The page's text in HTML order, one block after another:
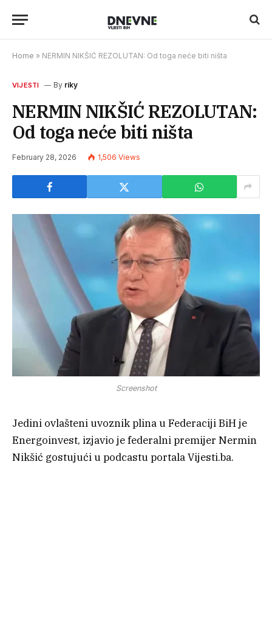
Home » NERMIN NIKŠIĆ REZOLUTAN: Od toga neće biti ništa
VIJESTI By riky
NERMIN NIKŠIĆ REZOLUTAN:
Od toga neće biti ništa
February 28, 2026 1,506 Views
Screenshot
Jedini ovlašteni uvoznik plina u Federaciji BiH je
Energoinvest, izjavio je federalni premijer Nermin
Nikšić gostujući u podcastu portala Vijesti.ba.